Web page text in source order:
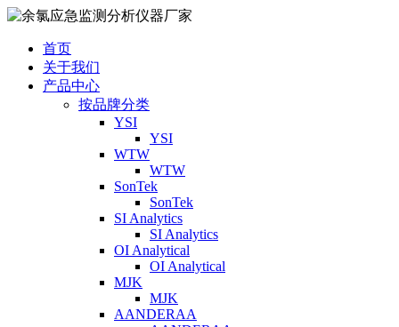
首页
关于我们
产品中心
按品牌分类
YSI
YSI
WTW
WTW
SonTek
SonTek
SI Analytics
SI Analytics
OI Analytical
OI Analytical
MJK
MJK
AANDERAA